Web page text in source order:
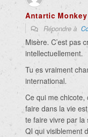
Antartic Monkey
Répondre à
Misère. C’est pas
intellectuellement.
Tu es vraiment
international.
Ce qui me chicote,
faire dans la vie
te faire vivre par la
QI qui visiblement